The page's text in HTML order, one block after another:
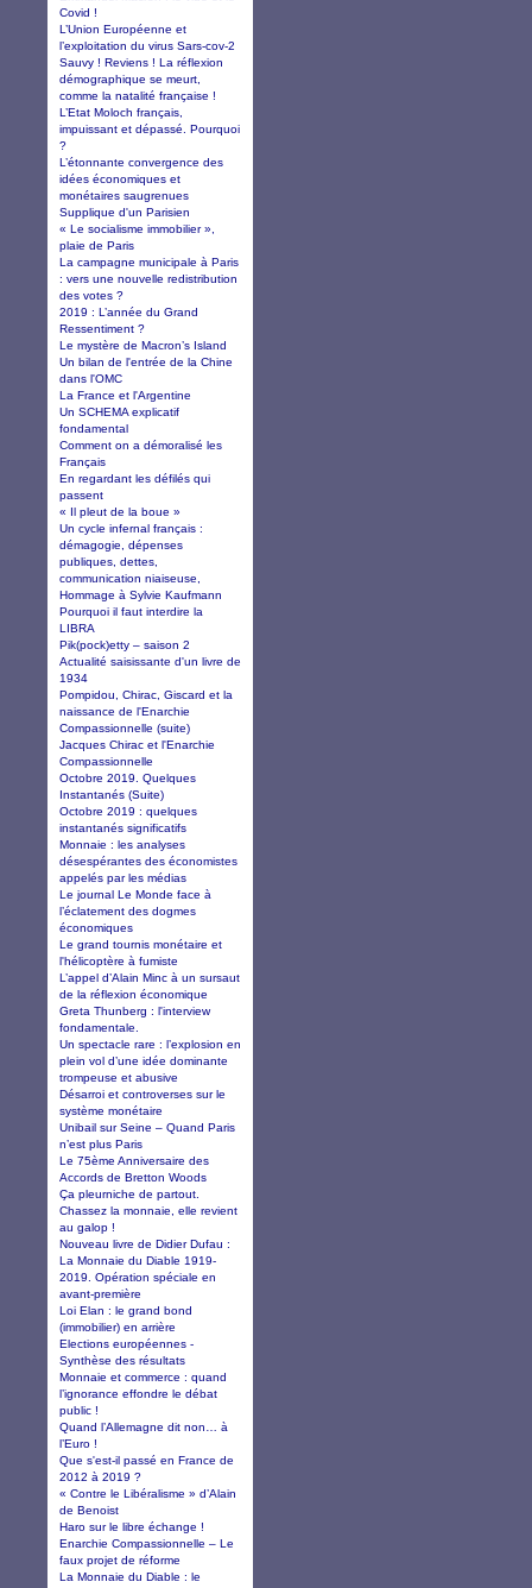
Covid !
L’Union Européenne et
l’exploitation du virus Sars-cov-2
Sauvy ! Reviens ! La réflexion
démographique se meurt,
comme la natalité française !
L’Etat Moloch français,
impuissant et dépassé. Pourquoi
?
L’étonnante convergence des
idées économiques et
monétaires saugrenues
Supplique d'un Parisien
« Le socialisme immobilier »,
plaie de Paris
La campagne municipale à Paris
: vers une nouvelle redistribution
des votes ?
2019 : L’année du Grand
Ressentiment ?
Le mystère de Macron’s Island
Un bilan de l'entrée de la Chine
dans l'OMC
La France et l'Argentine
Un SCHEMA explicatif
fondamental
Comment on a démoralisé les
Français
En regardant les défilés qui
passent
« Il pleut de la boue »
Un cycle infernal français :
démagogie, dépenses
publiques, dettes,
communication niaiseuse,
Hommage à Sylvie Kaufmann
Pourquoi il faut interdire la
LIBRA
Pik(pock)etty – saison 2
Actualité saisissante d'un livre de
1934
Pompidou, Chirac, Giscard et la
naissance de l'Enarchie
Compassionnelle (suite)
Jacques Chirac et l'Enarchie
Compassionnelle
Octobre 2019. Quelques
Instantanés (Suite)
Octobre 2019 : quelques
instantanés significatifs
Monnaie : les analyses
désespérantes des économistes
appelés par les médias
Le journal Le Monde face à
l’éclatement des dogmes
économiques
Le grand tournis monétaire et
l'hélicoptère à fumiste
L’appel d’Alain Minc à un sursaut
de la réflexion économique
Greta Thunberg : l'interview
fondamentale.
Un spectacle rare : l’explosion en
plein vol d’une idée dominante
trompeuse et abusive
Désarroi et controverses sur le
système monétaire
Unibail sur Seine – Quand Paris
n’est plus Paris
Le 75ème Anniversaire des
Accords de Bretton Woods
Ça pleurniche de partout.
Chassez la monnaie, elle revient
au galop !
Nouveau livre de Didier Dufau :
La Monnaie du Diable 1919-
2019. Opération spéciale en
avant-première
Loi Elan : le grand bond
(immobilier) en arrière
Elections européennes -
Synthèse des résultats
Monnaie et commerce : quand
l’ignorance effondre le débat
public !
Quand l’Allemagne dit non… à
l’Euro !
Que s'est-il passé en France de
2012 à 2019 ?
« Contre le Libéralisme » d’Alain
de Benoist
Haro sur le libre échange !
Enarchie Compassionnelle – Le
faux projet de réforme
La Monnaie du Diable : le